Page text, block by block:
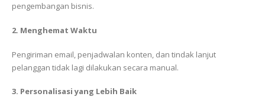
pengembangan bisnis.
2. Menghemat Waktu
Pengiriman email, penjadwalan konten, dan tindak lanjut
pelanggan tidak lagi dilakukan secara manual.
3. Personalisasi yang Lebih Baik